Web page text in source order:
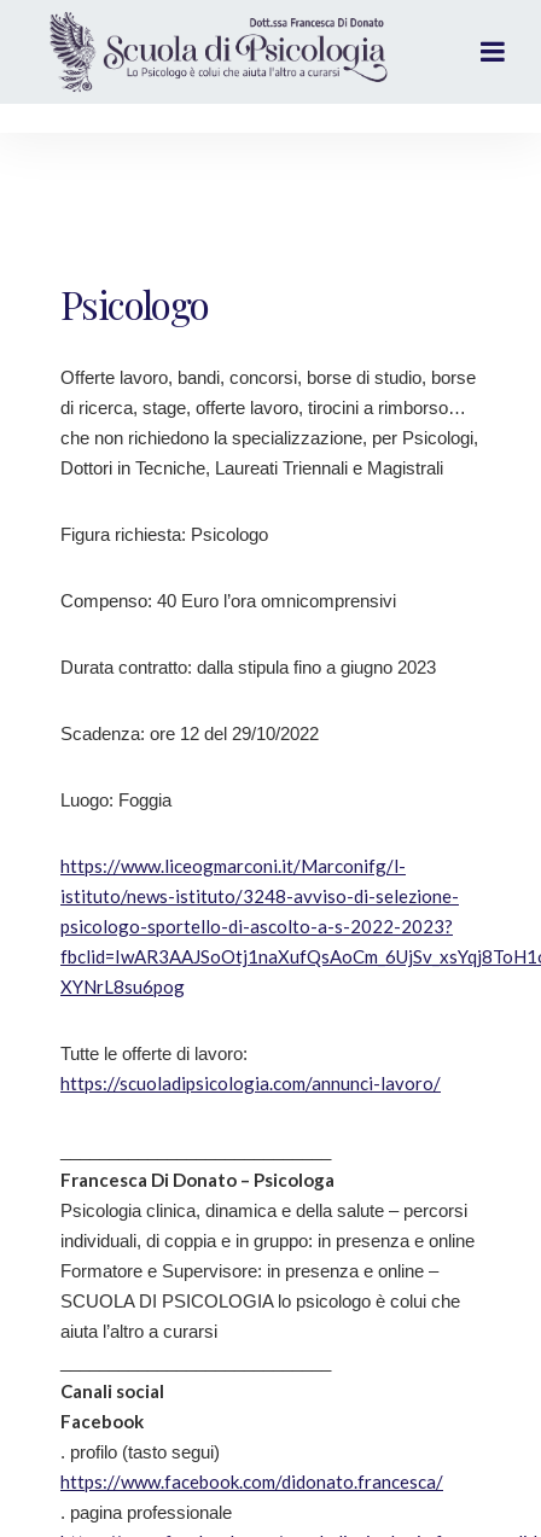
Psicologo
Offerte lavoro, bandi, concorsi, borse di studio, borse
di ricerca, stage, offerte lavoro, tirocini a rimborso…
che non richiedono la specializzazione, per Psicologi,
Dottori in Tecniche, Laureati Triennali e Magistrali
Figura richiesta: Psicologo
Compenso: 40 Euro l’ora omnicomprensivi
Durata contratto: dalla stipula fino a giugno 2023
Scadenza: ore 12 del 29/10/2022
Luogo: Foggia
https://www.liceogmarconi.it/Marconifg/l-
istituto/news-istituto/3248-avviso-di-selezione-
psicologo-sportello-di-ascolto-a-s-2022-2023?
XYNrL8su6pog
Tutte le offerte di lavoro:
https://scuoladipsicologia.com/annunci-lavoro/
Francesca Di Donato – Psicologa
Psicologia clinica, dinamica e della salute – percorsi
individuali, di coppia e in gruppo: in presenza e online
Formatore e Supervisore: in presenza e online –
SCUOLA DI PSICOLOGIA lo psicologo è colui che
aiuta l’altro a curarsi
Canali social
Facebook
. profilo (tasto segui)
https://www.facebook.com/didonato.francesca/
. pagina professionale